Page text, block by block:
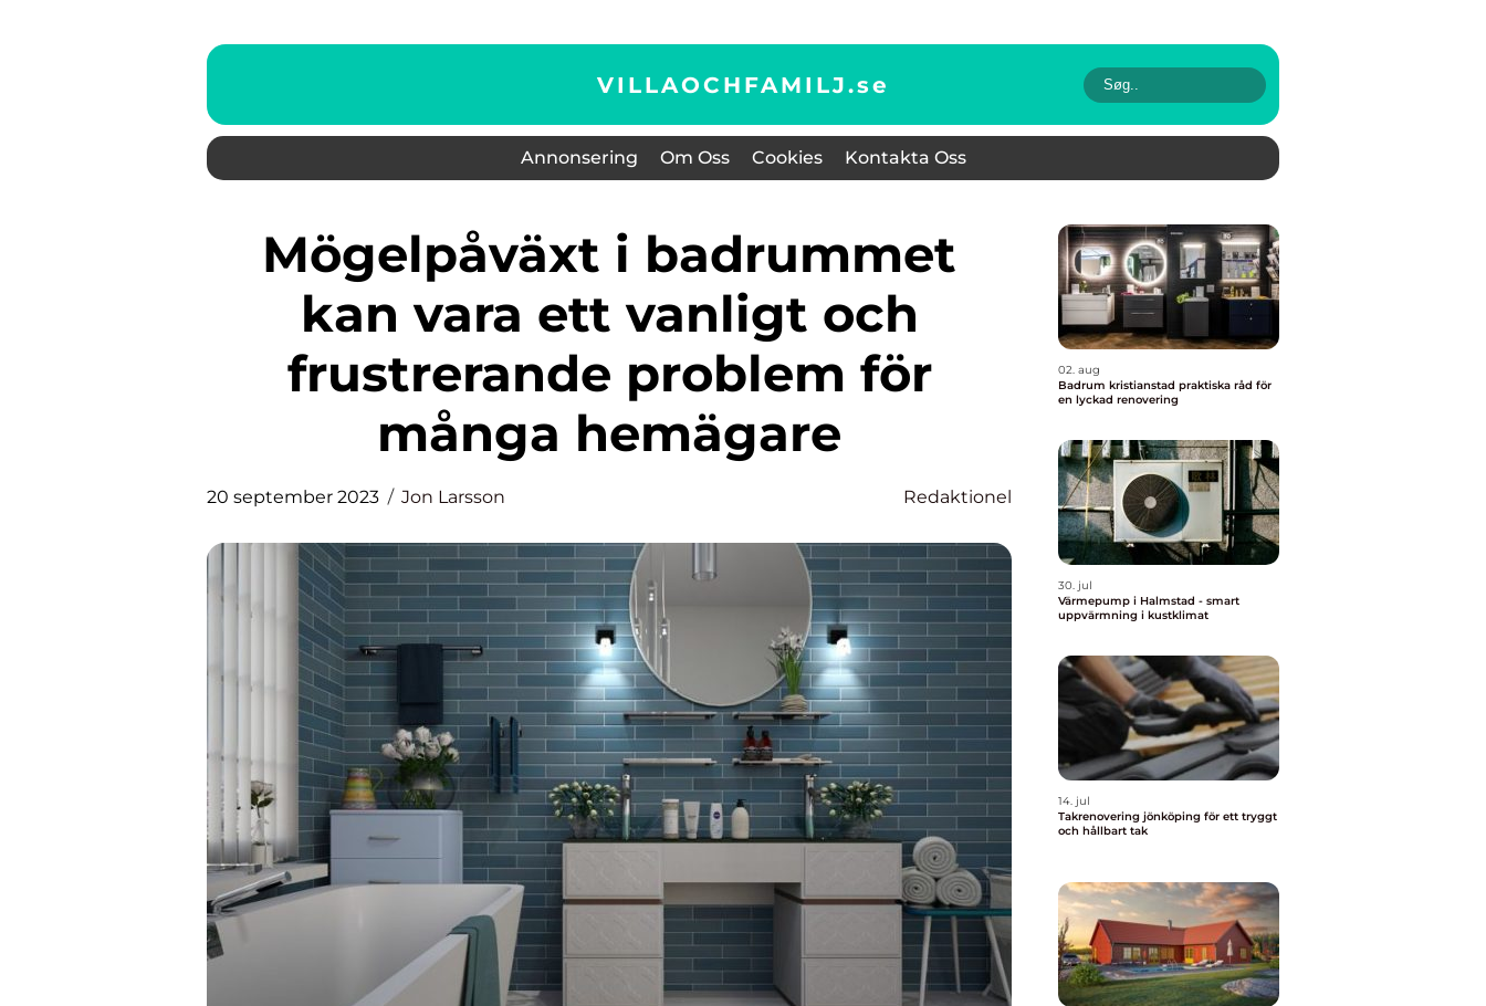
VILLAOCHFAMILJ.se
Annonsering Om Oss Cookies Kontakta Oss
Mögelpåväxt i badrummet
kan vara ett vanligt och
frustrerande problem för
många hemägare
20 september 2023 Jon Larsson Redaktionel
02. aug
Badrum kristianstad praktiska råd för
en lyckad renovering
30. jul
Värmepump i Halmstad - smart
uppvärmning i kustklimat
14. jul
Takrenovering jönköping för ett tryggt
och hållbart tak